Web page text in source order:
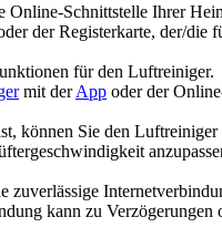
Schnittstelle Ihrer
der Registerkarte, der/die
für den Luftreiniger.
mit derApp oder der
können Sie den
zuverlässige
kann zu